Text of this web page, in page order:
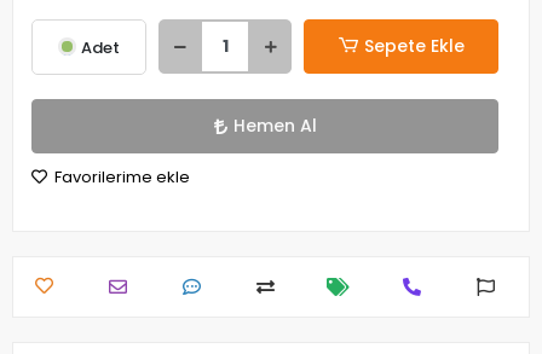
Adet Sepete Ekle
Hemen Al
Favorilerime ekle